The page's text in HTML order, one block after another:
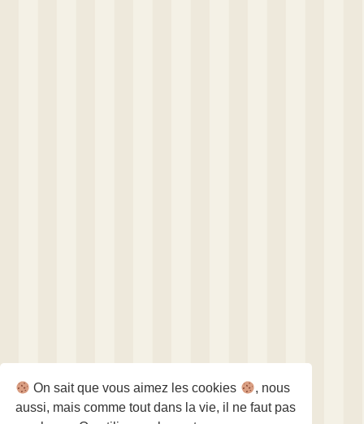
On sait que vous aimez les cookies
, nous
aussi, mais comme tout dans la vie, il ne faut pas